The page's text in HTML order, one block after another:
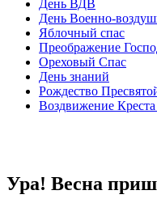
День ВДВ
День Военно-
Яблочный спас
Преображение
Ореховый Спас
День знаний
Рождество
Воздвижение
Ура! Весна